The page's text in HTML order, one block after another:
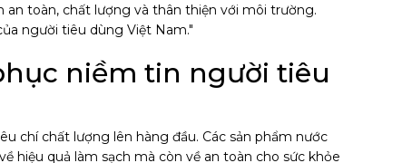
toàn, chất lượng và thân thiện với môi trường.
người tiêu dùng Việt Nam."
niềm tin người tiêu
chí chất lượng lên hàng đầu. Các sản phẩm nước
hiệu quả làm sạch mà còn về an toàn cho sức khỏe